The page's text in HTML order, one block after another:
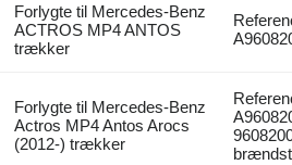
Forlygte til Mercedes-Benz
ACTROS MP4 ANTOS
trækker
Forlygte til Mercedes-Benz
Actros MP4 Antos Arocs
(2012-) trækker